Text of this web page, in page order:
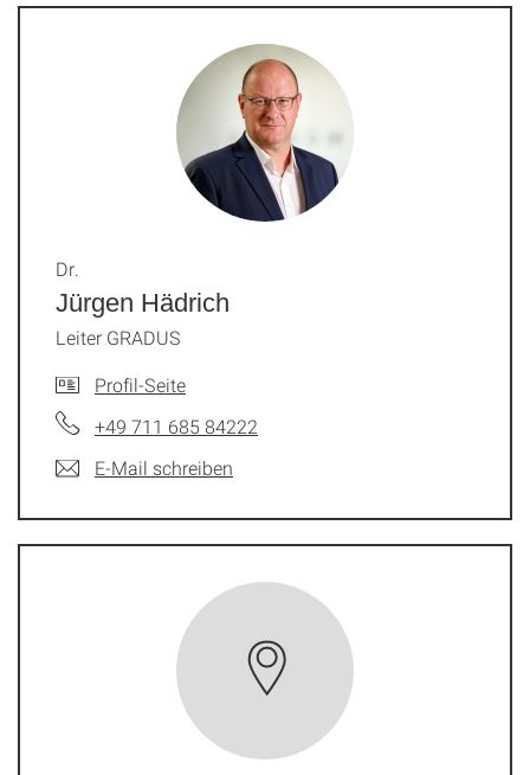
Jürgen Hädrich
Dr.
Leiter GRADUS
Profil-Seite
+49 711 685 84222
E-Mail schreiben